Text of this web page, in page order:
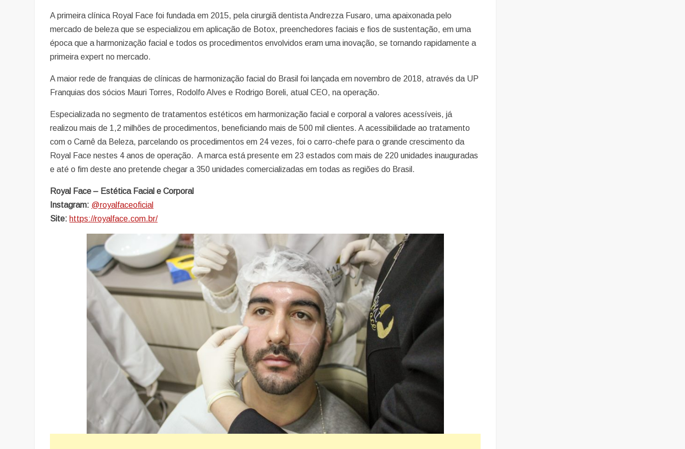
A primeira clínica Royal Face foi fundada em 2015, pela cirurgiã dentista Andrezza Fusaro, uma apaixonada pelo
mercado de beleza que se especializou em aplicação de Botox, preenchedores faciais e fios de sustentação, em uma
época que a harmonização facial e todos os procedimentos envolvidos eram uma inovação, se tornando rapidamente a
primeira expert no mercado.
A maior rede de franquias de clínicas de harmonização facial do Brasil foi lançada em novembro de 2018, através da UP
Franquias dos sócios Mauri Torres, Rodolfo Alves e Rodrigo Boreli, atual CEO, na operação.
Especializada no segmento de tratamentos estéticos em harmonização facial e corporal a valores acessíveis, já
realizou mais de 1,2 milhões de procedimentos, beneficiando mais de 500 mil clientes. A acessibilidade ao tratamento
com o Carnê da Beleza, parcelando os procedimentos em 24 vezes, foi o carro-chefe para o grande crescimento da
Royal Face nestes 4 anos de operação. A marca está presente em 23 estados com mais de 220 unidades inauguradas
e até o fim deste ano pretende chegar a 350 unidades comercializadas em todas as regiões do Brasil.
Royal Face – Estética Facial e Corporal
Instagram: @royalfaceoficial
Site: https://royalface.com.br/